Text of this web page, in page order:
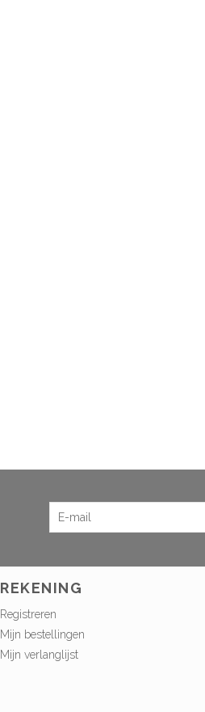
REKENING
Registreren
Mijn bestellingen
Mijn verlanglijst